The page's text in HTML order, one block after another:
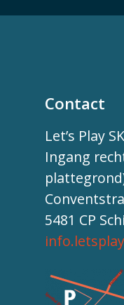
Contact
Let’s Play
Ingang
5481 CP